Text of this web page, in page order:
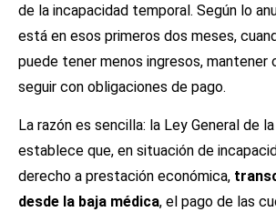
de la incapacidad temporal. Según lo
está en esos primeros dos meses,
puede tener menos ingresos, mantener
seguir con obligaciones de pago.
La razón es sencilla: la Ley General de
establece que, en situación de
derecho a prestación económica,
desde la baja médica, el pago de las